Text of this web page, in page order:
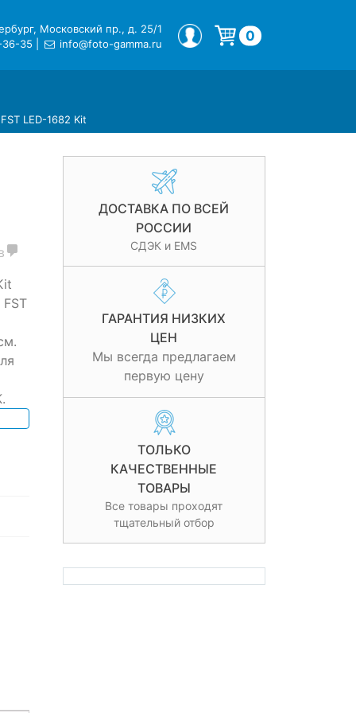
Московский пр., д. 25/1
36-35
info@foto-gamma.ru
МОЙ ПРОФИЛЬ 0
LED-1682 Kit
ДОСТАВКА ПО ВСЕЙ
РОССИИ
СДЭК и EMS
ГАРАНТИЯ НИЗКИХ
ЦЕН
Мы всегда предлагаем
первую цену
ТОЛЬКО
КАЧЕСТВЕННЫЕ
ТОВАРЫ
Все товары проходят
тщательный отбор